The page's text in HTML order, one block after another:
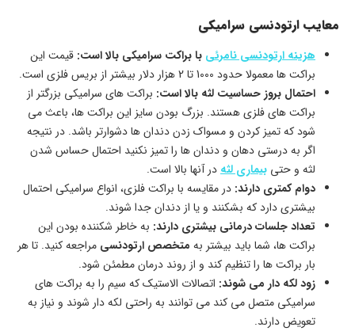
معایب ارتودنسی سرامیکی
هزینه ارتودنسی نامرئی با براکت سرامیکی بالا است: قیمت این
براکت ها معمولا حدود 1000 تا 2 هزار دلار بیشتر از بریس فلزی است.
احتمال بروز حساسیت لثه بالا است: براکت های سرامیکی بزرگتر از
براکت های فلزی هستند. بزرگ بودن سایز این براکت ها، باعث می
شود که تمیز کردن و مسواک زدن دندان ها دشوارتر باشد. در نتیجه
اگر به درستی دهان و دندان ها را تمیز نکنید احتمال حساس شدن
لثه و حتی بیماری لثهدر آنها بالا است.
دوام کمتری دارند: در مقایسه با براکت فلزی، انواع سرامیکی احتمال
بیشتری دارد که بشکنند و یا از دندان جدا شوند.
تعداد جلسات درمانی بیشتری دارند: به خاطر شکننده بودن این
براکت ها، شما باید بیشتر به متخصص ارتودنسی مراجعه کنید. تا هر
بار براکت ها را تنظیم کند و از روند درمان مطمئن شود.
زود لکه دار می شوند: اتصالات الاستیک که سیم را به براکت های
سرامیکی متصل می کند می توانند به راحتی لکه دار شوند و نیاز به
تعویض دارند.